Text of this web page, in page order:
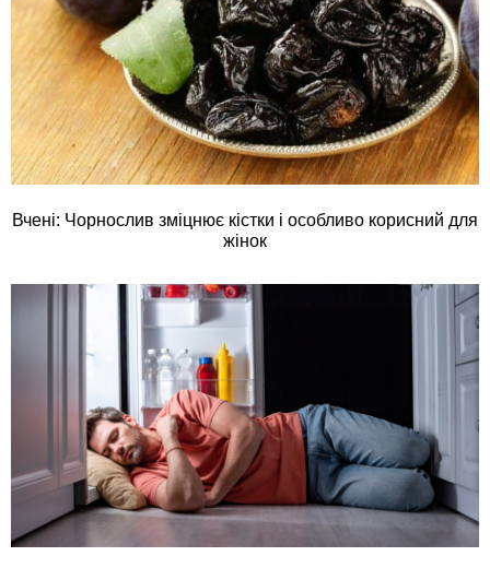
Вчені: Чорнослив зміцнює кістки і особливо корисний для
жінок